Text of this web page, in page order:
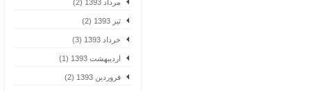
مرداد 1393 (2)
تیر 1393 (2)
خرداد 1393 (3)
اردیبهشت 1393 (1)
فروردین 1393 (2)